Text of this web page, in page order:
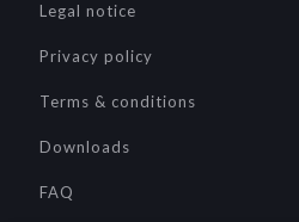
Legal notice
Privacy policy
Terms & conditions
Downloads
FAQ